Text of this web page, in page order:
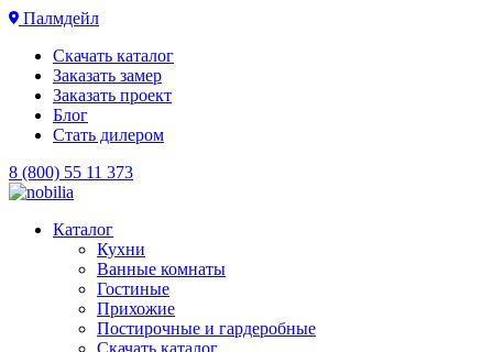
Палмдейл
Скачать каталог
Заказать замер
Заказать проект
Блог
Стать дилером
8 (800) 55 11 373
Каталог
Кухни
Ванные комнаты
Гостиные
Прихожие
Постирочные и гардеробные
Скачать каталог